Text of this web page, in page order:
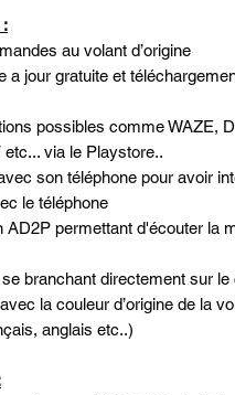
:
au volant d’origine
a jour gratuite et
possibles comme WAZE,
via le Playstore..
son téléphone pour avoir
le téléphone
AD2P permettant d'écouter la
branchant directement sur
la couleur d’origine de la
anglais etc..)